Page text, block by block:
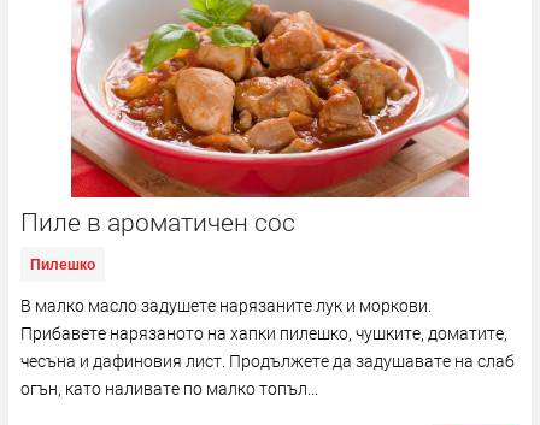
Пиле в ароматичен сос
Пилешко
В малко масло задушете нарязаните лук и моркови.
Прибавете нарязаното на хапки пилешко, чушките, доматите,
чесъна и дафиновия лист. Продължете да задушавате на слаб
огън, като наливате по малко топъл...